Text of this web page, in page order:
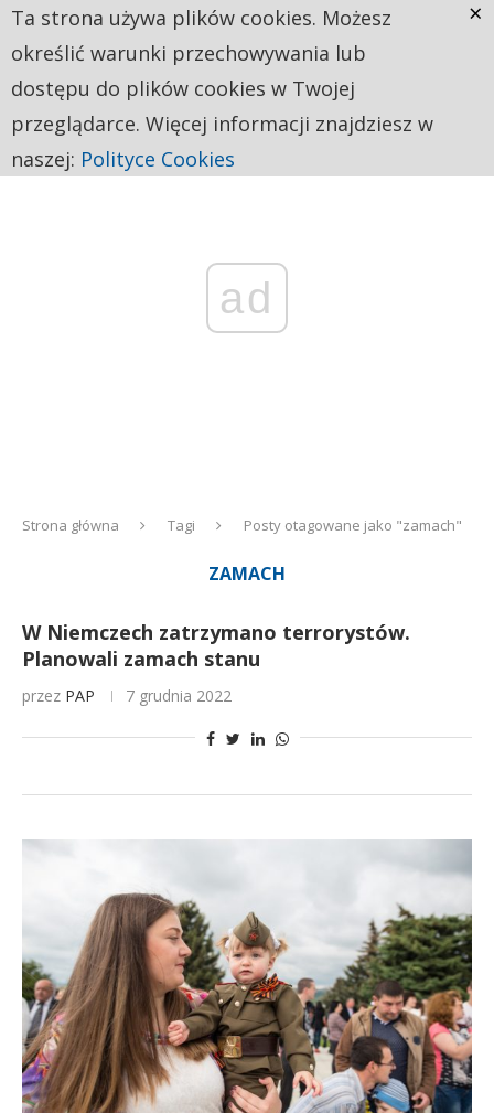
ad
Strona główna Tagi Posty otagowane jako "zamach"
ZAMACH
W Niemczech zatrzymano terrorystów.
Planowali zamach stanu
przez PAP 7 grudnia 2022
Ta strona używa plików cookies. Możesz
określić warunki przechowywania lub
dostępu do plików cookies w Twojej
przeglądarce. Więcej informacji znajdziesz w
naszej: Polityce Cookies
×